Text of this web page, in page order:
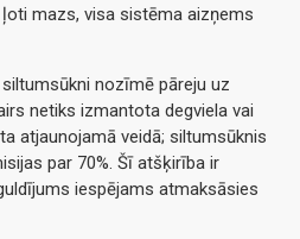
mazs, visa sistēma aizņems
nozīmē pāreju uz
netiks izmantota degviela vai
atjaunojamā veidā; siltumsūknis
par 70%. Šī atšķirība ir
iespējams atmaksāsies